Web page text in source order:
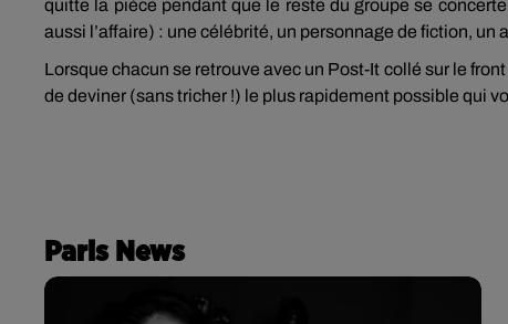
quitte la pièce pendant que le reste du groupe se
aussi l’affaire) : une célébrité, un personnage de fiction, un
Lorsque chacun se retrouve avec un Post-It collé sur le
de deviner (sans tricher !) le plus rapidement possible qui
Paris News